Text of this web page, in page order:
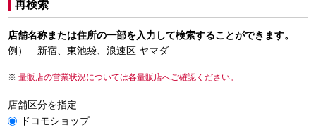
再検索
店舗名称または住所の一部を入力して検索することができます。
例） 新宿、東池袋、浪速区 ヤマダ
量販店の営業状況については各量販店へご確認ください。
店舗区分を指定
ドコモショップ